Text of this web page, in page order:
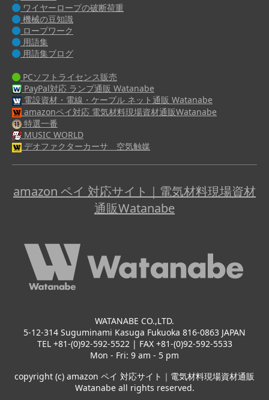
ワイヤーロープの破断荷重
機械の豆知識
ロープワーク
用語集
用語集ブログ
PCソフトライセンス販売
PayPal対応 ランプ通販 Watanabe
電設資材・電線・ケーブル ネット通販 Watanabe
amazonペイ対応 電気材料現場資材通販Watanabe
特選一番
MUSIC WORLD
デオファクターカーサ 空気触媒
amazon ペイ 対応サイト｜電気材料現場資材
通販Watanabe
WATANABE CO.,LTD.
5-12-314 Suguminami Kasuga Fukuoka 816-0863 JAPAN
TEL +81-(0)92-592-5522 | FAX +81-(0)92-592-5533
Mon - Fri: 9 am - 5 pm
copyright (c) amazon ペイ 対応サイト｜電気材料現場資材通販
Watanabe all rights reserved.